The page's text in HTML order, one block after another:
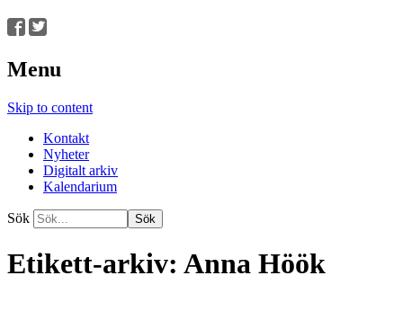
Menu
Skip to content
Kontakt
Nyheter
Digitalt arkiv
Kalendarium
Sök
Etikett-arkiv: Anna Höök